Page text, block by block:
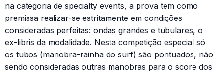
na categoria de specialty events, a prova tem como
premissa realizar-se estritamente em condições
consideradas perfeitas: ondas grandes e tubulares, o
ex-libris da modalidade. Nesta competição especial só
os tubos (manobra-rainha do surf) são pontuados, não
sendo consideradas outras manobras para o score dos